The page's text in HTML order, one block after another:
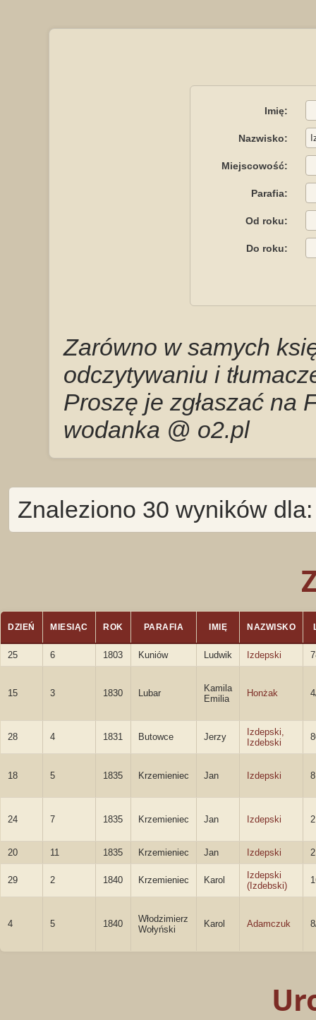
Imię:
Nazwisko:
Miejscowość:
Parafia:
Od roku:
Do roku:
Zarówno w samych
odczytywaniu i
Proszę je zgłaszać na
wodanka @ o2.pl
Znaleziono 30 wyników
DZIEŃ MIESIĄC ROK PARAFIA IMIĘ NAZWISKO
25 6 1803 Kuniów Ludwik Izdepski
15 3 1830 Lubar
Kamila
Emilia
Honżak
28 4 1831 Butowce Jerzy
Izdepski,
Izdebski
18 5 1835 Krzemieniec Jan Izdepski 8
24 7 1835 Krzemieniec Jan Izdepski 2
20 11 1835 Krzemieniec Jan Izdepski 2
29 2 1840 Krzemieniec Karol
Izdepski
(Izdebski)
4 5 1840
Włodzimierz
Wołyński
Karol Adamczuk